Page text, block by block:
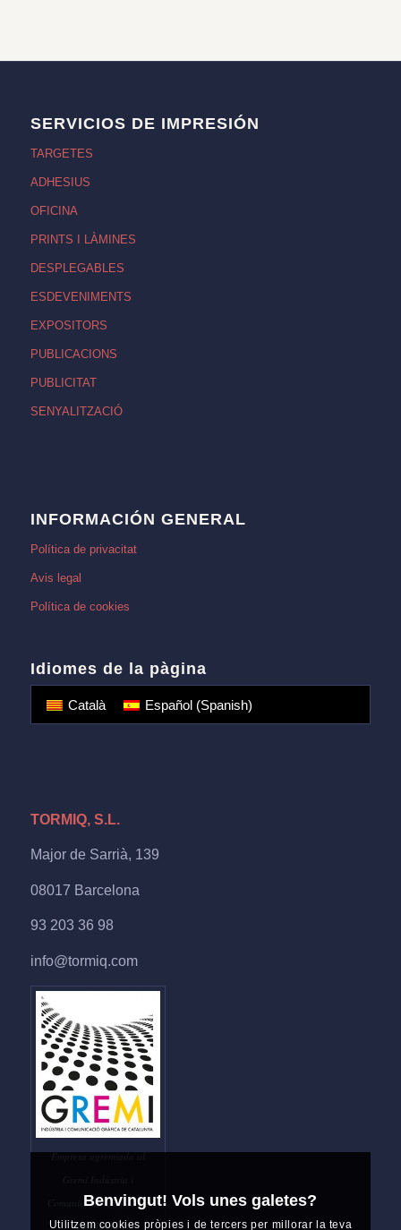
SERVICIOS DE IMPRESIÓN
TARGETES
ADHESIUS
OFICINA
PRINTS I LÀMINES
DESPLEGABLES
ESDEVENIMENTS
EXPOSITORS
PUBLICACIONS
PUBLICITAT
SENYALITZACIÓ
INFORMACIÓN GENERAL
Política de privacitat
Avis legal
Política de cookies
Idiomes de la pàgina
Català Español(Spanish)
TORMIQ, S.L.
Major de Sarrià, 139
08017 Barcelona
93 203 36 98
info@tormiq.com
Empresa agremiada al
Comunicació Gràfica de
Catalunya
Benvingut! Vols unes galetes?
Utilitzem cookies pròpies i de tercers per millorar la teva